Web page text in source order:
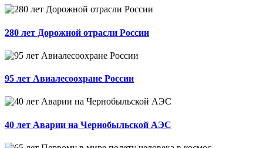
280 лет Дорожной отрасли России
95 лет Авиалесоохране России
40 лет Аварии на Чернобыльской АЭС